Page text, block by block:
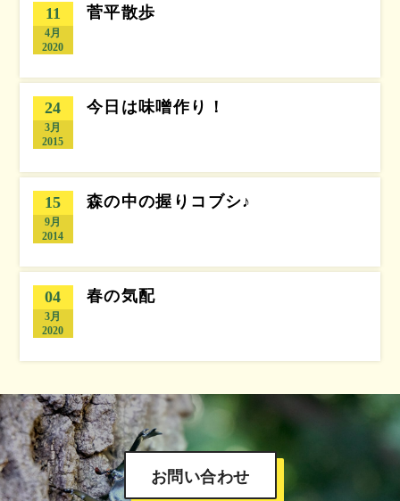
11
4月
2020
菅平散歩
24
3月
2015
今日は味噌作り！
15
9月
2014
森の中の握りコブシ♪
04
3月
2020
春の気配
お問い合わせ